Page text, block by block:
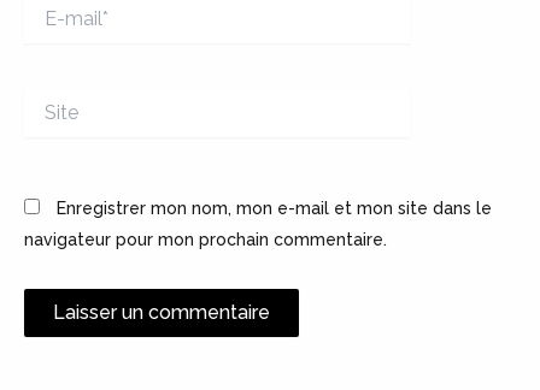
mail*
Enregistrer mon nom, mon e-mail et mon site dans le
navigateur pour mon prochain commentaire.